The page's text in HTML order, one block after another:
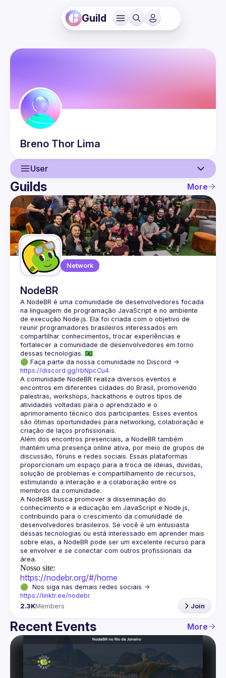
Guild
Breno Thor Lima
User
User
Events
Guilds
Guilds More
Network
NodeBR
A NodeBR é uma comunidade de desenvolvedores focada
na linguagem de programação JavaScript e no ambiente
de execução Node.js. Ela foi criada com o objetivo de
reunir programadores brasileiros interessados em
compartilhar conhecimentos, trocar experiências e
fortalecer a comunidade de desenvolvedores em torno
🟢 Faça parte da nossa comunidade no Discord ->
https://discord.gg/rbNpcCu4
A comunidade NodeBR realiza diversos eventos e
encontros em diferentes cidades do Brasil, promovendo
palestras, workshops, hackathons e outros tipos de
atividades voltadas para o aprendizado e o
aprimoramento técnico dos participantes. Esses eventos
são ótimas oportunidades para networking, colaboração e
Além dos encontros presenciais, a NodeBR também
mantém uma presença online ativa, por meio de grupos de
discussão, fóruns e redes sociais. Essas plataformas
proporcionam um espaço para a troca de ideias, dúvidas,
solução de problemas e compartilhamento de recursos,
estimulando a interação e a colaboração entre os
A NodeBR busca promover a disseminação do
conhecimento e a educação em JavaScript e Node.js,
contribuindo para o crescimento da comunidade de
desenvolvedores brasileiros. Se você é um entusiasta
dessas tecnologias ou está interessado em aprender mais
sobre elas, a NodeBR pode ser um excelente recurso para
se envolver e se conectar com outros profissionais da
Nosso site:
https://nodebr.org/#/home
https://linktr.ee/nodebr
2.3KMembers Join
Recent Events More